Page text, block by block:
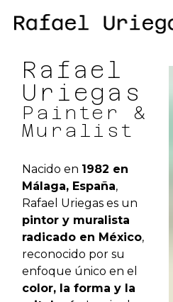
Rafael
Uriegas
Painter &
Muralist
Nacido en 1982 en
Málaga, España,
Rafael Uriegas es un
pintor y muralista
radicado en México,
reconocido por su
enfoque único en el
color, la forma y la